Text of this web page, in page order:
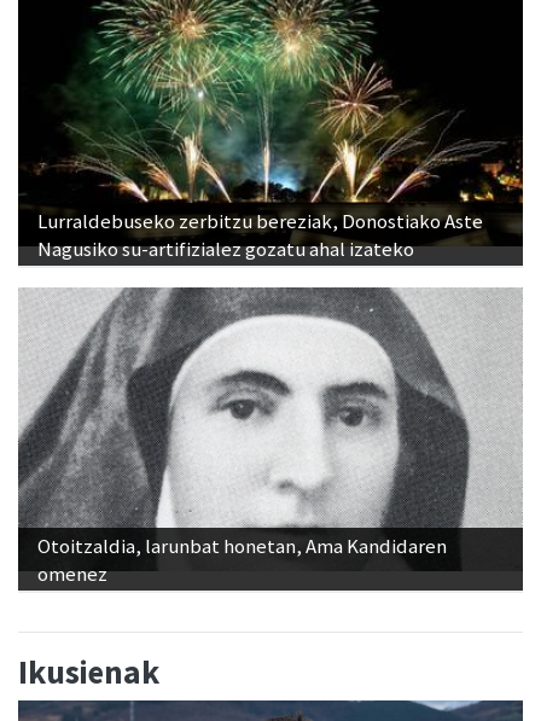
Lurraldebuseko zerbitzu bereziak, Donostiako Aste
Nagusiko su-artifizialez gozatu ahal izateko
Otoitzaldia, larunbat honetan, Ama Kandidaren
omenez
Ikusienak